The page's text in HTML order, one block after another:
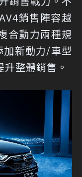
銷售陣容越
合動力兩種規
加新動力/車型
整體銷售。